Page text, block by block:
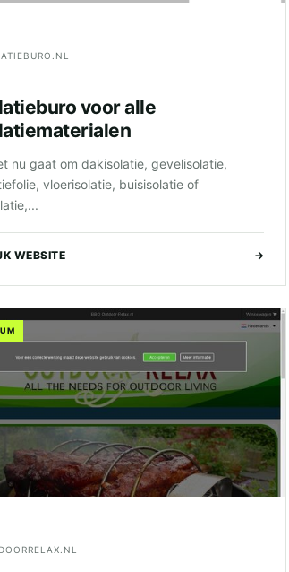
voor alle
nu gaat om dakisolatie, gevelisolatie,
vloerisolatie, buisisolatie of
WEBSITE →